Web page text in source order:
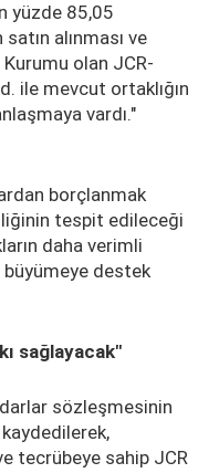
yüzde 85,05
alınması ve
olan JCR-
ile mevcut ortaklığın
vardı."
borçlanmak
tespit edileceği
daha verimli
büyümeye destek
sağlayacak"
sözleşmesinin
kaydedilerek,
tecrübeye sahip JCR